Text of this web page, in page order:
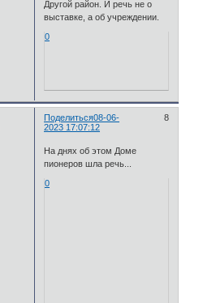
Другой район. И речь не о
выставке, а об учреждении.
0
Поделиться 8
08-06-
2023 17:07:12
На днях об этом Доме
пионеров шла речь...
0